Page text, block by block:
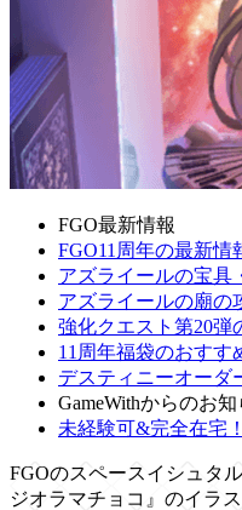
FGO最新情報
FGO11周年の最新情
アズライールの宝具
アズライールの廟の
強化クエスト第20弾
11周年福袋のおすす
デスティニーオーダ
GameWithからのお
未経験可&完全在宅
FGOのスペースイシュタ
ジオラマチョコ』のイラ